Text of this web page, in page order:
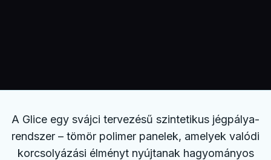
A Glice egy svájci tervezésű szintetikus jégpálya-
rendszer – tömör polimer panelek, amelyek valódi
korcsolyázási élményt nyújtanak hagyományos